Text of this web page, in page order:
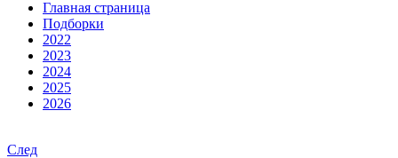
Глав­ная стра­ни­ца
Подборки
2022
2023
2024
2025
2026
След